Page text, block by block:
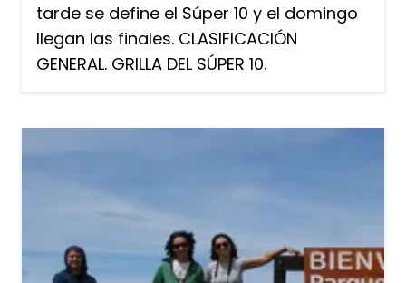
tarde se define el Súper 10 y el domingo
llegan las finales. CLASIFICACIÓN
GENERAL. GRILLA DEL SÚPER 10.